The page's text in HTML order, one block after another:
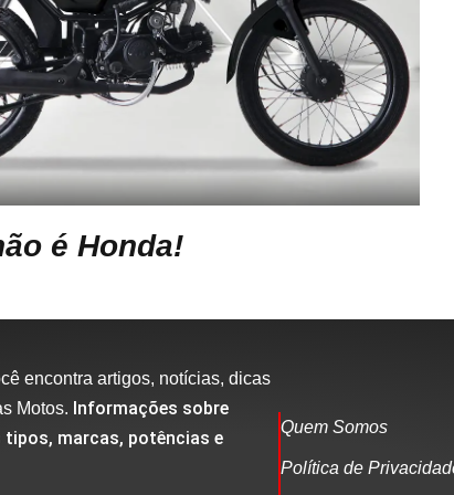
é Honda!
encontra artigos, notícias, dicas
Motos. Informações sobre
marcas, potências e
Quem Somos
Política de